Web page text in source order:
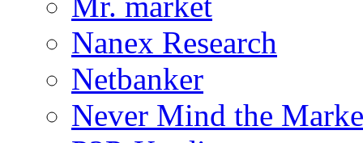
Nanex Research
Netbanker
Never Mind the